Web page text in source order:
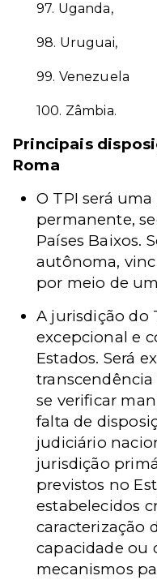
97. Uganda,
98. Uruguai,
99. Venezuela
100. Zâmbia.
Principais
Roma
O TPI será
permanente,
Países Baixos.
autônoma,
por meio de
A jurisdição do
excepcional e
Estados. Será
se verificar
falta de
judiciário
jurisdição
previstos no
estabelecidos
caracterização
capacidade ou
mecanismos